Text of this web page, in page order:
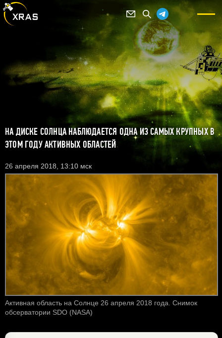
НА ДИСКЕ СОЛНЦА НАБЛЮДАЕТСЯ ОДНА ИЗ САМЫХ КРУПНЫХ В
ЭТОМ ГОДУ АКТИВНЫХ ОБЛАСТЕЙ
26 апреля 2018, 13:10 мск
Активная область на Солнце 26 апреля 2018 года. Снимок
обсерватории SDO (NASA)